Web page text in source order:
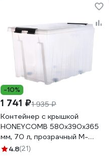
-10%
1 741 ₽1 935 ₽
Контейнер с крышкой
HONEYCOMB 580x390x365
мм, 70 л, прозрачный M-
070-00.07n
4.8(21)